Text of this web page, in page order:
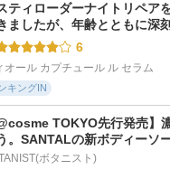
ティローダーナイトリペア
ましたが、年齢とともに深
6
オール カプチュール ル セラム
キングIN
@cosme TOKYO先行発売】
。SANTALの新ボディーソ
ボタニスト)